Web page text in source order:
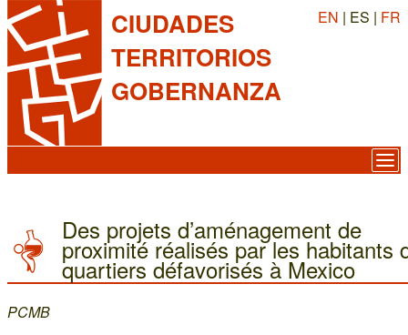
CIUDADES
TERRITORIOS
GOBERNANZA
EN | ES | FR
Des projets d’aménagement de
proximité réalisés par les habitants
quartiers défavorisés à Mexico
PCMB